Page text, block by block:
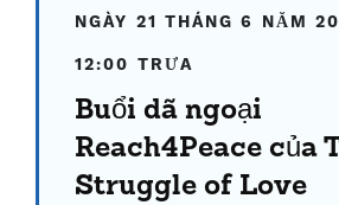
NGÀY 21 THÁNG 6 NĂM
12:00 TRƯA
Buổi dã ngoại
Reach4Peace của
Struggle of Love